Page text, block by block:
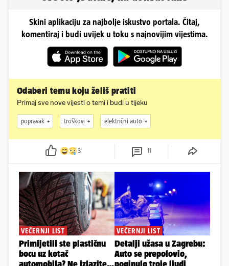
Skini aplikaciju za najbolje iskustvo portala. Čitaj,
komentiraj i budi uvijek u toku s najnovijim vijestima.
Odaberi temu koju želiš pratiti
Primaj sve nove vijesti o temi i budi u tijeku
popravak troškovi električni auto
3 11